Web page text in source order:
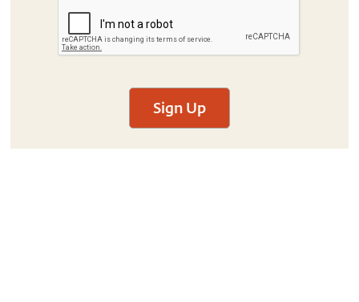
Sign Up